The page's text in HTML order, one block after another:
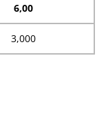
6,00
3,000